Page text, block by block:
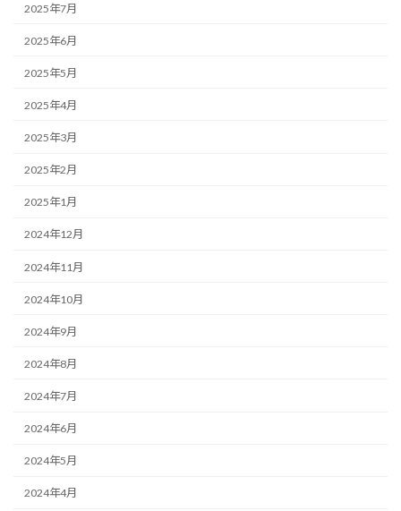
2025年7月
2025年6月
2025年5月
2025年4月
2025年3月
2025年2月
2025年1月
2024年12月
2024年11月
2024年10月
2024年9月
2024年8月
2024年7月
2024年6月
2024年5月
2024年4月